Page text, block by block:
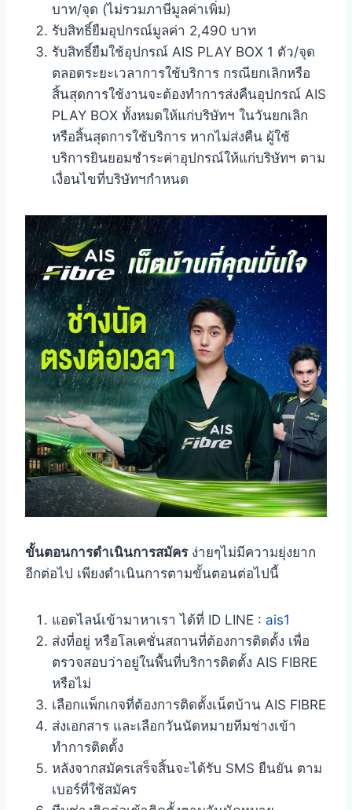
บาท/จุด (ไม่รวมภาษีมูลค่าเพิ่ม)
รับสิทธิ์ยืมอุปกรณ์มูลค่า 2,490 บาท
รับสิทธิ์ยืมใช้อุปกรณ์ AIS PLAY BOX 1 ตัว/จุด
ตลอดระยะเวลาการใช้บริการ กรณียกเลิกหรือ
สิ้นสุดการใช้งานจะต้องทำการส่งคืนอุปกรณ์ AIS
PLAY BOX ทั้งหมดให้แก่บริษัทฯ ในวันยกเลิก
หรือสิ้นสุดการใช้บริการ หากไม่ส่งคืน ผู้ใช้
บริการยินยอมชำระค่าอุปกรณ์ให้แก่บริษัทฯ ตาม
เงื่อนไขที่บริษัทฯกำหนด
ขั้นตอนการดำเนินการสมัครง่ายๆไม่มีความยุ่งยาก
อีกต่อไป เพียงดำเนินการตามขั้นตอนต่อไปนี้
แอดไลน์เข้ามาหาเรา ได้ที่ ID LINE : ais1
ส่งที่อยู่ หรือโลเคชั่นสถานที่ต้องการติดตั้ง เพื่อ
ตรวจสอบว่าอยู่ในพื้นที่บริการติดตั้ง AIS FIBRE
หรือไม่
เลือกแพ็กเกจที่ต้องการติดตั้งเน็ตบ้าน AIS FIBRE
ส่งเอกสาร และเลือกวันนัดหมายทีมช่างเข้า
ทำการติดตั้ง
หลังจากสมัครเสร็จสิ้นจะได้รับ SMS ยืนยัน ตาม
เบอร์ที่ใช้สมัคร